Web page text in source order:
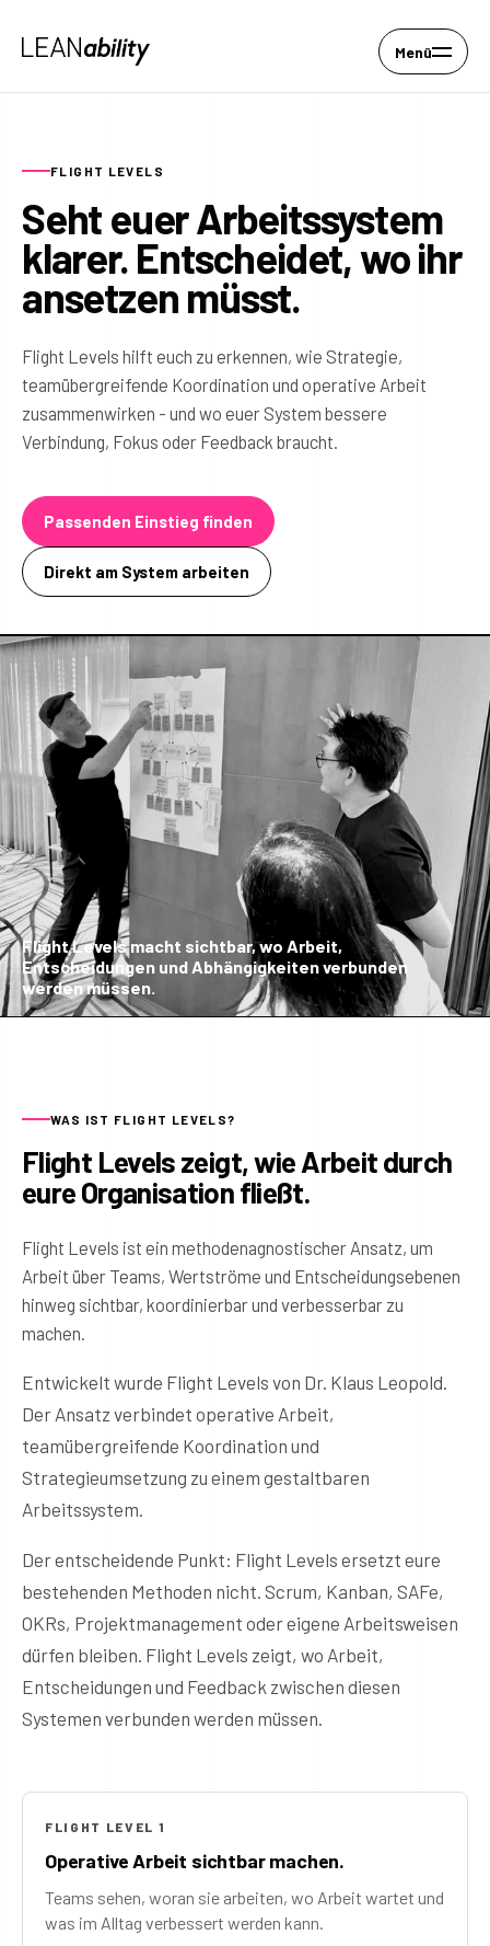
Menü
FLIGHT LEVELS
Seht euer Arbeitssystem
klarer. Entscheidet, wo ihr
ansetzen müsst.
Flight Levels hilft euch zu erkennen, wie Strategie,
teamübergreifende Koordination und operative Arbeit
zusammenwirken - und wo euer System bessere
Verbindung, Fokus oder Feedback braucht.
Passenden Einstieg finden
Direkt am System arbeiten
Flight Levels macht sichtbar, wo Arbeit,
Entscheidungen und Abhängigkeiten verbunden
werden müssen.
WAS IST FLIGHT LEVELS?
Flight Levels zeigt, wie Arbeit durch
eure Organisation fließt.
Flight Levels ist ein methodenagnostischer Ansatz, um
Arbeit über Teams, Wertströme und Entscheidungsebenen
hinweg sichtbar, koordinierbar und verbesserbar zu
machen.
Entwickelt wurde Flight Levels von Dr. Klaus Leopold.
Der Ansatz verbindet operative Arbeit,
teamübergreifende Koordination und
Strategieumsetzung zu einem gestaltbaren
Arbeitssystem.
Der entscheidende Punkt: Flight Levels ersetzt eure
bestehenden Methoden nicht. Scrum, Kanban, SAFe,
OKRs, Projektmanagement oder eigene Arbeitsweisen
dürfen bleiben. Flight Levels zeigt, wo Arbeit,
Entscheidungen und Feedback zwischen diesen
Systemen verbunden werden müssen.
FLIGHT LEVEL 1
Operative Arbeit sichtbar machen.
Teams sehen, woran sie arbeiten, wo Arbeit wartet und
was im Alltag verbessert werden kann.